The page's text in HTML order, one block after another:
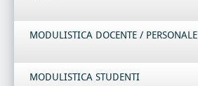
MODULISTICA DOCENTE / PERSONALE
MODULISTICA STUDENTI